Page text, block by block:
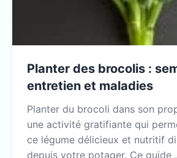
Planter des brocolis :
entretien et maladies
Planter du brocoli dans son
une activité gratifiante qui
ce légume délicieux et nutritif
depuis votre potager. Ce guide